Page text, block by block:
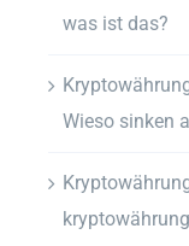
was ist das?
Wieso sinken